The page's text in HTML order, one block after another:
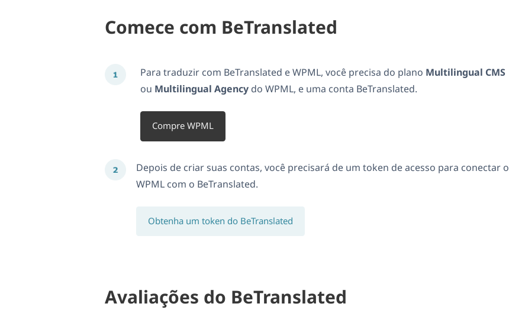
Comece com BeTranslated
Para traduzir com BeTranslated e WPML, você precisa do plano Multilingual CMS
ou Multilingual Agencydo WPML, e uma conta BeTranslated.
Compre WPML
Depois de criar suas contas, você precisará de um token de acesso para conectar o
WPML com o BeTranslated.
Obtenha um token do BeTranslated
Avaliações do BeTranslated